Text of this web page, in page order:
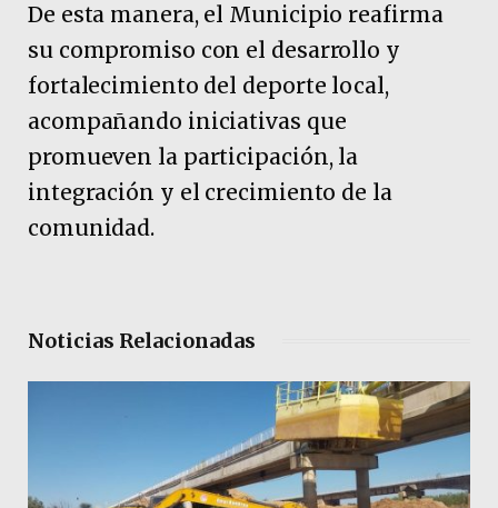
De esta manera, el Municipio reafirma
su compromiso con el desarrollo y
fortalecimiento del deporte local,
acompañando iniciativas que
promueven la participación, la
integración y el crecimiento de la
comunidad.
Noticias Relacionadas